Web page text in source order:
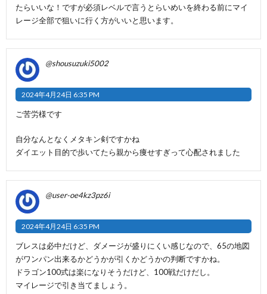
たらいいな！ですが必須レベルで言うとらいめいを終わる前にマイ
レージ全部で狙いに行く方がいいと思います。
@shousuzuki5002
2024年4月24日 6:35 PM
ご苦労様です
自分なんとなくメタキン剣ですかね
ダイエット目的で歩いてたら親から痩せすぎって心配されました
@user-oe4kz3pz6i
2024年4月24日 6:35 PM
ブレスは必中だけど、ダメージが盛りにくい感じなので、65の地図
がワンパン出来るかどうかが引くかどうかの判断ですかね。
ドラゴン100式は楽になりそうだけど、100戦だけだし。
マイレージで引き当てましょう。